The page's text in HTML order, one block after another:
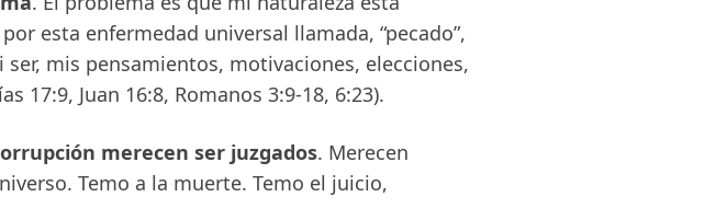
esta enfermedad universal llamada, “pecado”,
mis pensamientos, motivaciones, elecciones,
17:9, Juan 16:8, Romanos 3:9-18, 6:23).
merecen ser juzgados. Merecen
Temo a la muerte. Temo el juicio,